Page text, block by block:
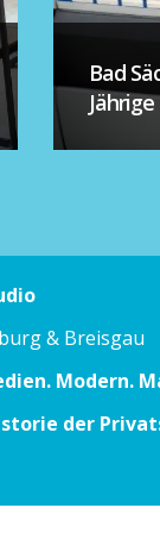
Bad
& Breisgau
Modern.
der